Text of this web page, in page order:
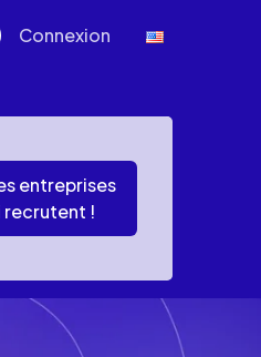
Connexion
entreprises
recrutent !